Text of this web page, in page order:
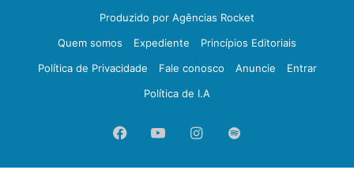
Produzido por Agências Rocket
Quem somos
Expediente
Princípios Editoriais
Política de Privacidade
Fale conosco Anuncie
Entrar
Política de I.A
FacebookYouTubeInstagram
Spotify